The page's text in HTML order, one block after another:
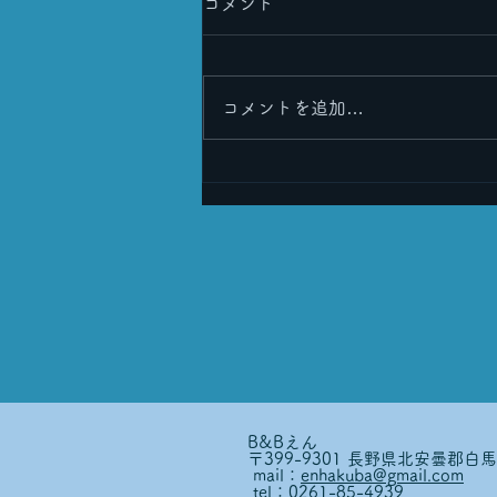
皆さまのおかげで６周年を迎
コメント
コメントを追加…
B&Bえん
〒399-9301 長野県北安曇郡白
mail： enhakuba@gmail.com
tel：0261-85-4939